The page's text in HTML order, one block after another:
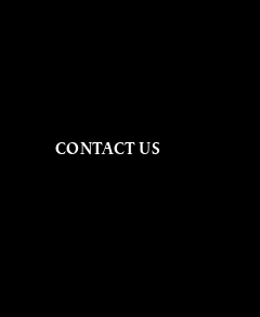
CONTACT US